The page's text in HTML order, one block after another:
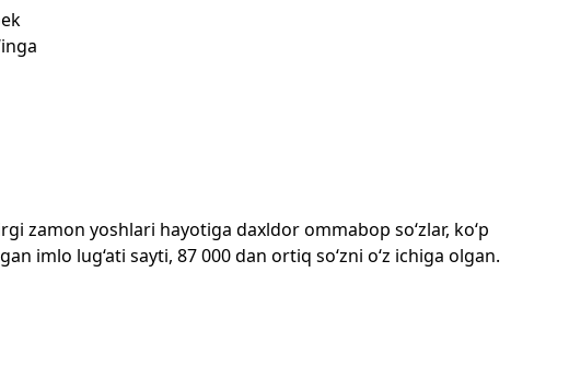
zamon yoshlari hayotiga daxldor ommabop so‘zlar, ko‘p
imlo lug‘ati sayti, 87 000 dan ortiq so‘zni o‘z ichiga olgan.